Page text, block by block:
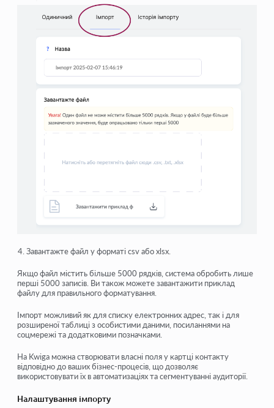
Завантажте файл у форматіcsvабоxlsx.
Якщо файл містить більше 5000 рядків, система обробить лише
перші 5000 записів. Ви також можете завантажити приклад
файлудля правильного форматування.
Імпорт можливий як для списку електронних адрес, так і для
розширеної таблиці з особистими даними, посиланнями на
соцмережі та додатковими позначками.
На Kwiga можна створювати власні поля у картці контакту
відповідно до ваших бізнес-процесів, що дозволяє
використовувати їх в автоматизаціях та сегментуванні аудиторії.
Налаштування імпорту